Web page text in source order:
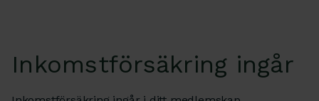
Inkomstförsäkring ingår